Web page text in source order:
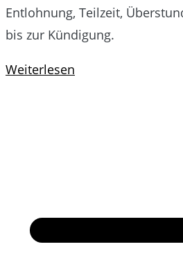
Entlohnung, Teilzeit,
bis zur Kündigung.
Weiterlesen